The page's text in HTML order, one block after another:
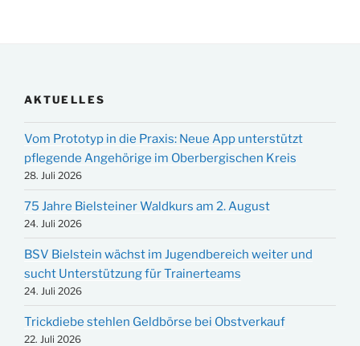
AKTUELLES
Vom Prototyp in die Praxis: Neue App unterstützt
pflegende Angehörige im Oberbergischen Kreis
28. Juli 2026
75 Jahre Bielsteiner Waldkurs am 2. August
24. Juli 2026
BSV Bielstein wächst im Jugendbereich weiter und
sucht Unterstützung für Trainerteams
24. Juli 2026
Trickdiebe stehlen Geldbörse bei Obstverkauf
22. Juli 2026